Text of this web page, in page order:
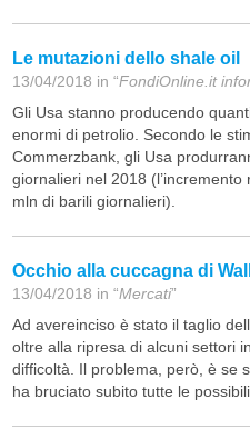
Le mutazioni dello shale oil
13/04/2018 in “FondiOnline.it
Gli Usa stanno producendo
enormi di petrolio. Secondo le
Commerzbank, gli Usa
giornalieri nel 2018
mln di barili giornalieri).
Occhio alla cuccagna di
13/04/2018 in “Mercati”
Ad avereinciso è stato il taglio
oltre alla ripresa di alcuni settori in
difficoltà. Il problema, però, è se
ha bruciato subito tutte le